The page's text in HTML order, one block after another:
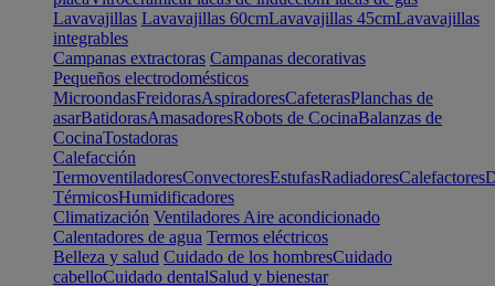
Lavavajillas Lavavajillas 60cmLavavajillas 45cmLavavajillas
integrables
Campanas extractoras Campanas decorativas
Pequeños electrodomésticos
MicroondasFreidorasAspiradoresCafeterasPlanchas de
asarBatidorasAmasadoresRobots de CocinaBalanzas de
CocinaTostadoras
Calefacción
TermoventiladoresConvectoresEstufasRadiadoresCalefactores
TérmicosHumidificadores
Climatización Ventiladores Aire acondicionado
Calentadores de agua Termos eléctricos
Belleza y salud Cuidado de los hombresCuidado
cabelloCuidado dentalSalud y bienestar